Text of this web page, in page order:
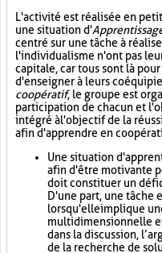
L'activité est réalisée en
une situation d'
centré sur une tâche à
l'individualisme n'ont pas
capitale, car tous sont là
d'enseigner à leurs
coopératif, le groupe est
participation de chacun et
intégré à l'objectif de la
afin d'apprendre en
Une situation
afin d'être motivante
doit constituer un défi
D'une part, une tâche
lorsqu'elle implique
multidimensionnelle
dans la discussion,
de la recherche de